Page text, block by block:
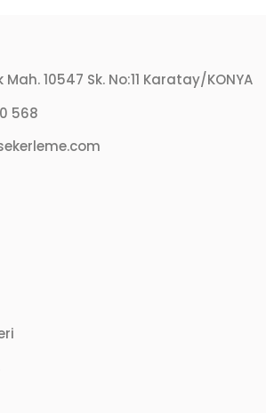
10547 Sk. No:11 Karatay/KONYA
568